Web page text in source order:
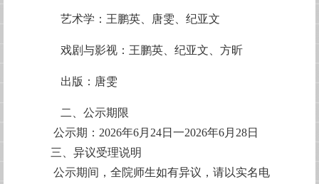
艺术学：王鹏英、唐雯、纪亚文
戏剧与影视：王鹏英、纪亚文、方昕
出版：唐雯
二、公示期限
公示期：2026年6月24日一2026年6月28日
三、异议受理说明
公示期间，全院师生如有异议，请以实名电